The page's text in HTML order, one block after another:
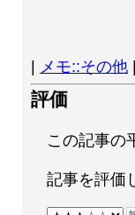
メモ::その他
評価
この記事の
記事を評価